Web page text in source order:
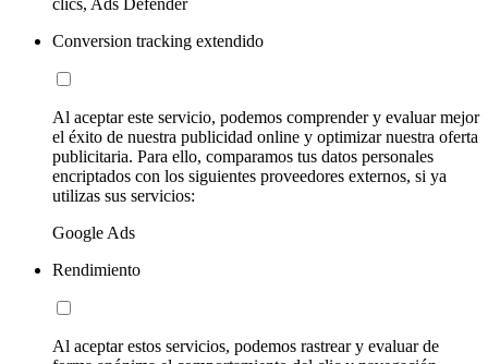
clics, Ads Defender
Conversion tracking extendido
Al aceptar este servicio, podemos comprender y evaluar mejor
el éxito de nuestra publicidad online y optimizar nuestra oferta
publicitaria. Para ello, comparamos tus datos personales
encriptados con los siguientes proveedores externos, si ya
utilizas sus servicios:
Google Ads
Rendimiento
Al aceptar estos servicios, podemos rastrear y evaluar de